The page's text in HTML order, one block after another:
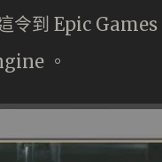
令到 Epic
。